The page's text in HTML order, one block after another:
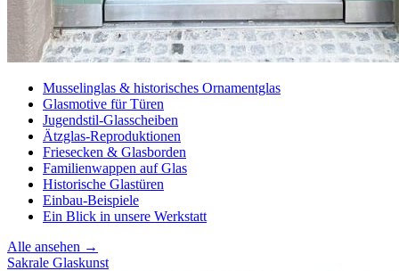
Musselinglas & historisches Ornamentglas
Glasmotive für Türen
Jugendstil-Glasscheiben
Ätzglas-Reproduktionen
Friesecken & Glasborden
Familienwappen auf Glas
Historische Glastüren
Einbau-Beispiele
Ein Blick in unsere Werkstatt
Alle ansehen →
Sakrale Glaskunst